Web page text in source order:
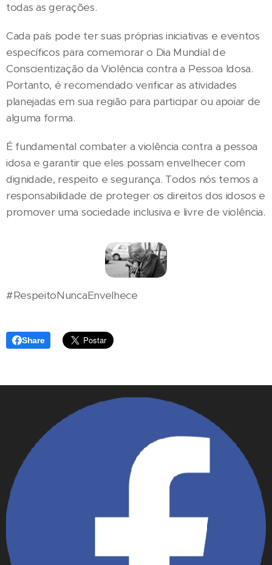
todas as gerações.
Cada país pode ter suas próprias iniciativas e eventos
específicos para comemorar o Dia Mundial de
Conscientização da Violência contra a Pessoa Idosa.
Portanto, é recomendado verificar as atividades
planejadas em sua região para participar ou apoiar de
alguma forma.
É fundamental combater a violência contra a pessoa
idosa e garantir que eles possam envelhecer com
dignidade, respeito e segurança. Todos nós temos a
responsabilidade de proteger os direitos dos idosos e
promover uma sociedade inclusiva e livre de violência.
#RespeitoNuncaEnvelhece
Share